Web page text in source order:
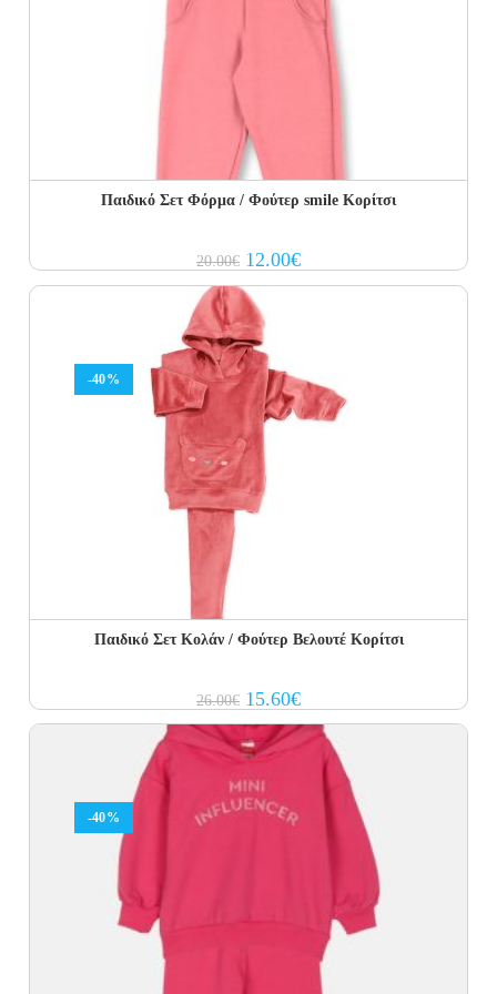
Παιδικό Σετ Φόρμα / Φούτερ smile Κορίτσι
20.00€ Original
price
was:
20.00€.
12.00€Current
price
is:
-40%
Παιδικό Σετ Κολάν / Φούτερ Βελουτέ Κορίτσι
26.00€ Original
price
was:
26.00€.
15.60€Current
price
is:
15.60€.
-40%